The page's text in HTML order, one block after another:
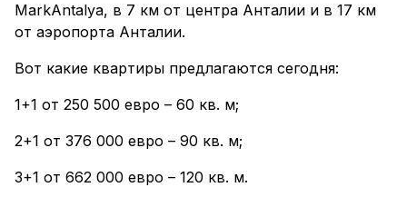
MarkAntalya, в 7 км от центра Анталии и в 17 км
от аэропорта Анталии.
Вот какие квартиры предлагаются сегодня:
1+1 от 250 500 евро – 60 кв. м;
2+1 от 376 000 евро – 90 кв. м;
3+1 от 662 000 евро – 120 кв. м.